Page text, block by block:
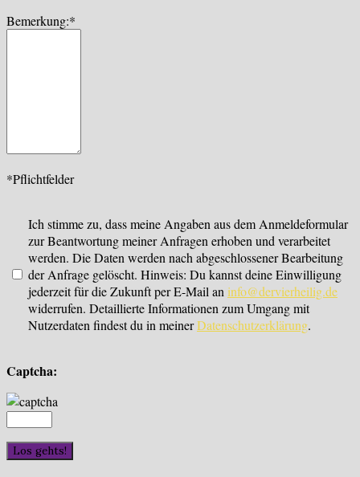
Bemerkung:*
*Pflichtfelder
Ich stimme zu, dass meine Angaben aus dem Anmeldeformular
zur Beantwortung meiner Anfragen erhoben und verarbeitet
werden. Die Daten werden nach abgeschlossener Bearbeitung
der Anfrage gelöscht. Hinweis: Du kannst deine Einwilligung
jederzeit für die Zukunft per E-Mail an info@dervierheilig.de
widerrufen. Detaillierte Informationen zum Umgang mit
Nutzerdaten findest du in meinerDatenschutzerklärung.
Captcha: